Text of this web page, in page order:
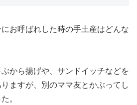
お呼ばれした時の手土産はどんな
から揚げや、サンドイッチなどを
ますが、別のママ友とかぶってし
。